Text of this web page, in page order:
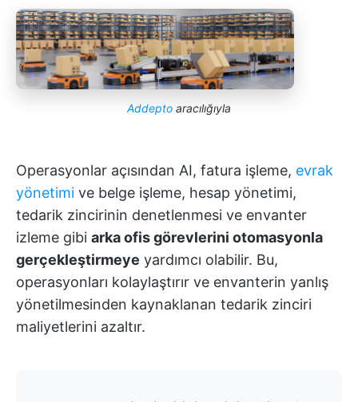
Addepto aracılığıyla
Operasyonlar açısından AI, fatura işleme, evrak
yönetimi ve belge işleme, hesap yönetimi,
tedarik zincirinin denetlenmesi ve envanter
izleme gibi arka ofis görevlerini otomasyonla
gerçekleştirmeye yardımcı olabilir. Bu,
operasyonları kolaylaştırır ve envanterin yanlış
yönetilmesinden kaynaklanan tedarik zinciri
maliyetlerini azaltır.